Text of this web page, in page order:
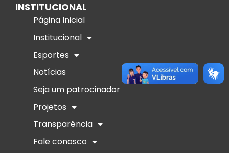
INSTITUCIONAL
Página Inicial
Institucional
Esportes
Notícias
Seja um patrocinador
Projetos
Transparência
Fale conosco